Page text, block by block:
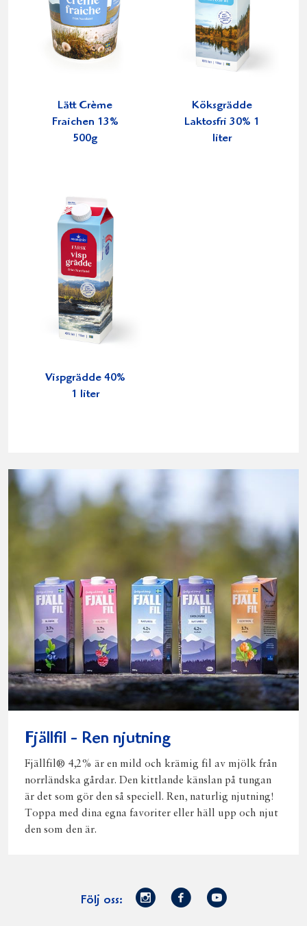
Lätt Crème
Fraichen 13%
500g
Köksgrädde
Laktosfri 30% 1
liter
Vispgrädde 40%
1 liter
Fjällfil - Ren njutning
Fjällfil® 4,2% är en mild och krämig fil av mjölk från
norrländska gårdar. Den kittlande känslan på tungan
är det som gör den så speciell. Ren, naturlig njutning!
Toppa med dina egna favoriter eller häll upp och njut
den som den är.
Följ oss:
Norrmejerier
Facebook
Youtube